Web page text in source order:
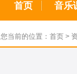
首页 音乐
您当前的位置： 首页 >